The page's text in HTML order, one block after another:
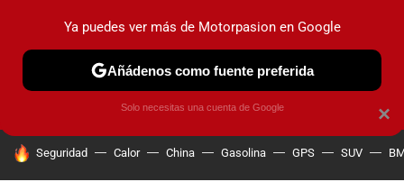
PRUEBAS COCHES ELÉCTRICOS OBSERVATORIO
HOY SE HABLA DE
Seguridad Calor China Gasolina GPS SUV
×
Ya puedes ver más de Motorpasion en Google
Añádenos como fuente preferida
Solo necesitas una cuenta de Google